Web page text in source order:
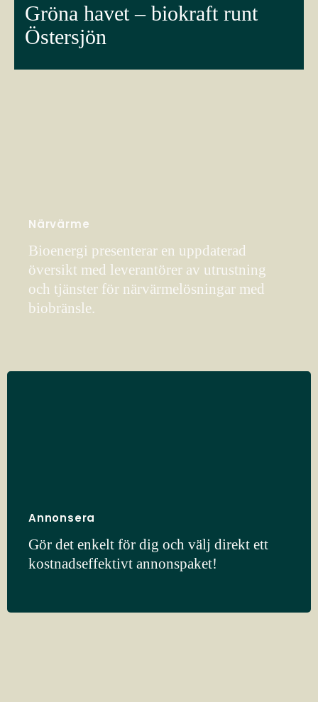
Gröna havet – biokraft runt
Östersjön
Närvärme
Bioenergi presenterar en uppdaterad
översikt med leverantörer av utrustning
och tjänster för närvärmelösningar med
biobränsle.
Annonsera
Gör det enkelt för dig och välj direkt ett
kostnadseffektivt annonspaket!